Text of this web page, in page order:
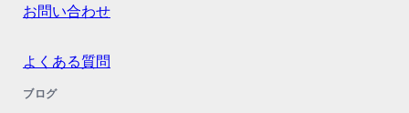
お問い合わせ
よくある質問
ブログ